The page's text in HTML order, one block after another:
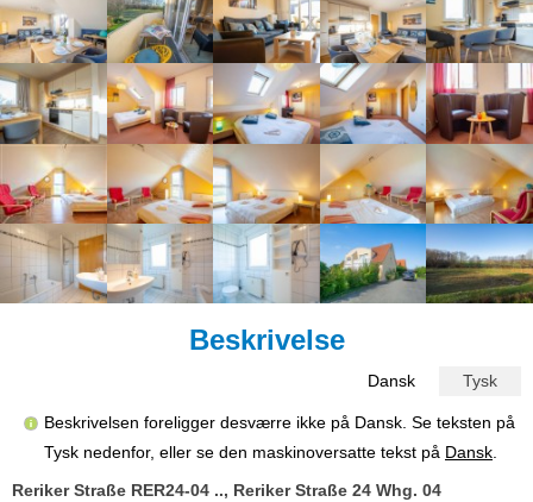
Beskrivelse
Dansk Tysk
Beskrivelsen foreligger desværre ikke på Dansk. Se teksten på
Tysk nedenfor, eller se den maskinoversatte tekst på Dansk
Reriker Straße RER24-04 .., Reriker Straße 24 Whg. 04